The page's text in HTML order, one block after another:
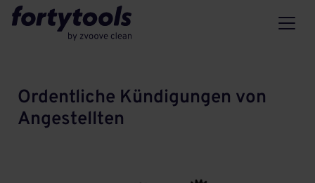
Ordentliche Kündigungen von
Angestellten